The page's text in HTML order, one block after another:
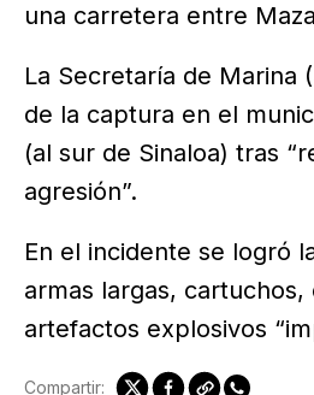
una carretera entre
La Secretaría de Marina
de la captura en el
(al sur de Sinaloa) tras
agresión”.
En el incidente se logró
armas largas,
artefactos explosivos
Compartir: